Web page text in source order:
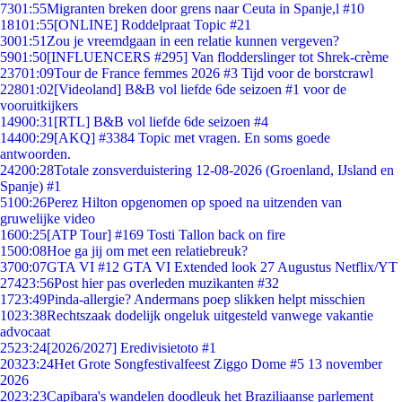
7301:55Migranten breken door grens naar Ceuta in Spanje,l #10
18101:55[ONLINE] Roddelpraat Topic #21
3001:51 Zou je vreemdgaan in een relatie kunnen vergeven?
5901:50[INFLUENCERS #295] Van flodderslinger tot Shrek-crème
23701:09Tour de France femmes 2026 #3 Tijd voor de borstcrawl
22801:02[Videoland] B&B vol liefde 6de seizoen #1 voor de
vooruitkijkers
14900:31 [RTL] B&B vol liefde 6de seizoen #4
14400:29[AKQ] #3384 Topic met vragen. En soms goede
antwoorden.
24200:28Totale zonsverduistering 12-08-2026 (Groenland, IJsland en
Spanje) #1
5100:26Perez Hilton opgenomen op spoed na uitzenden van
gruwelijke video
1600:25[ATP Tour] #169 Tosti Tallon back on fire
1500:08Hoe ga jij om met een relatiebreuk?
3700:07GTA VI #12 GTA VI Extended look 27 Augustus Netflix/YT
27423:56Post hier pas overleden muzikanten #32
1723:49Pinda-allergie? Andermans poep slikken helpt misschien
1023:38Rechtszaak dodelijk ongeluk uitgesteld vanwege vakantie
advocaat
2523:24[2026/2027] Eredivisietoto #1
20323:24Het Grote Songfestivalfeest Ziggo Dome #5 13 november
2026
2023:23Capibara's wandelen doodleuk het Braziliaanse parlement